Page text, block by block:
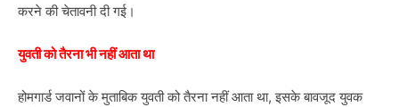
करने की चेतावनी दी गई।
युवती को तैरना भी नहीं आता था
होमगार्ड जवानों के मुताबिक युवती को तैरना नहीं आता था, इसके बावजूद युवक